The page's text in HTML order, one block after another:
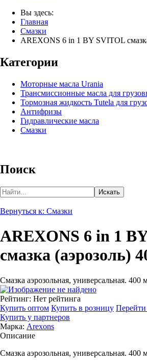
Вы здесь:
Главная
Смазки
AREXONS 6 in 1 BY SVITOL
Категории
Моторные масла Urania
Трансмиссионные масла для
Тормозная жидкость Tutela для
Антифризы
Гидравлические масла
Смазки
Поиск
Вернуться к: Смазки
AREXONS 6 in 1
смазка (аэрозоль)
Смазка аэрозольная, универсальная. 400
Рейтинг: Нет рейтинга
Купить оптом Купить в розницу Перейти
Купить у партнеров
Марка: Arexons
Описание
Смазка аэрозольная, универсальная. 400